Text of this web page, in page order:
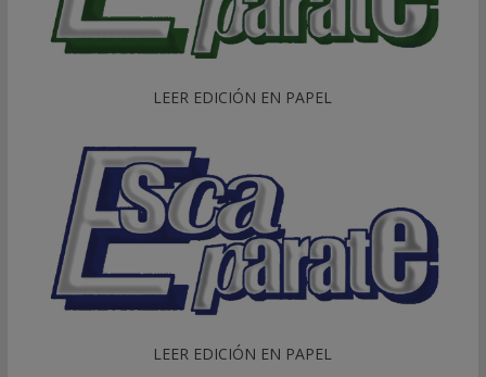
LEER EDICIÓN EN PAPEL
LEER EDICIÓN EN PAPEL